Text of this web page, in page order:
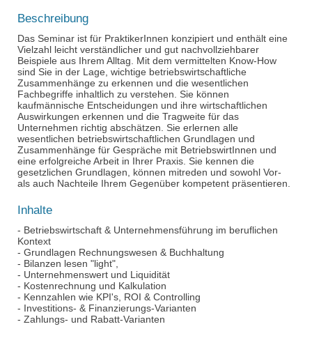
Beschreibung
Das Seminar ist für PraktikerInnen konzipiert und enthält eine
Vielzahl leicht verständlicher und gut nachvollziehbarer
Beispiele aus Ihrem Alltag. Mit dem vermittelten Know-How
sind Sie in der Lage, wichtige betriebswirtschaftliche
Zusammenhänge zu erkennen und die wesentlichen
Fachbegriffe inhaltlich zu verstehen. Sie können
kaufmännische Entscheidungen und ihre wirtschaftlichen
Auswirkungen erkennen und die Tragweite für das
Unternehmen richtig abschätzen. Sie erlernen alle
wesentlichen betriebswirtschaftlichen Grundlagen und
Zusammenhänge für Gespräche mit BetriebswirtInnen und
eine erfolgreiche Arbeit in Ihrer Praxis. Sie kennen die
gesetzlichen Grundlagen, können mitreden und sowohl Vor-
als auch Nachteile Ihrem Gegenüber kompetent präsentieren.
Inhalte
- Betriebswirtschaft & Unternehmensführung im beruflichen
Kontext
- Grundlagen Rechnungswesen & Buchhaltung
- Bilanzen lesen "light",
- Unternehmenswert und Liquidität
- Kostenrechnung und Kalkulation
- Kennzahlen wie KPI's, ROI & Controlling
- Investitions- & Finanzierungs-Varianten
- Zahlungs- und Rabatt-Varianten